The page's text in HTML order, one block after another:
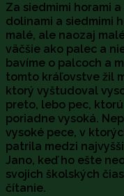
Za siedmimi horami
dolinami a siedmimi
malé, ale naozaj
väčšie ako palec a
bavíme o palcoch a
tomto kráľovstve žil
ktorý vyštudoval
preto, lebo pec,
poriadne vysoká.
vysoké pece, v
patrila medzi
Jano, keď ho ešte
svojich školských
čítanie.